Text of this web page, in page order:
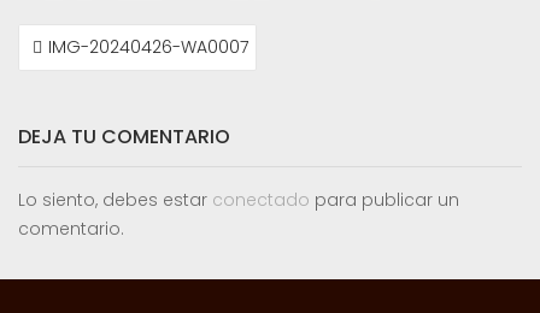
NAVEGACIÓN
DEIMG-20240426-WA0007
DEJA TU COMENTARIO
Lo siento, debes estar conectado para publicar un
comentario.